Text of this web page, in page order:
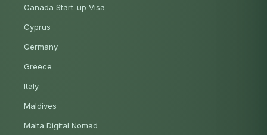
Canada Start-up Visa
Cyprus
Germany
Greece
Italy
Maldives
Malta Digital Nomad